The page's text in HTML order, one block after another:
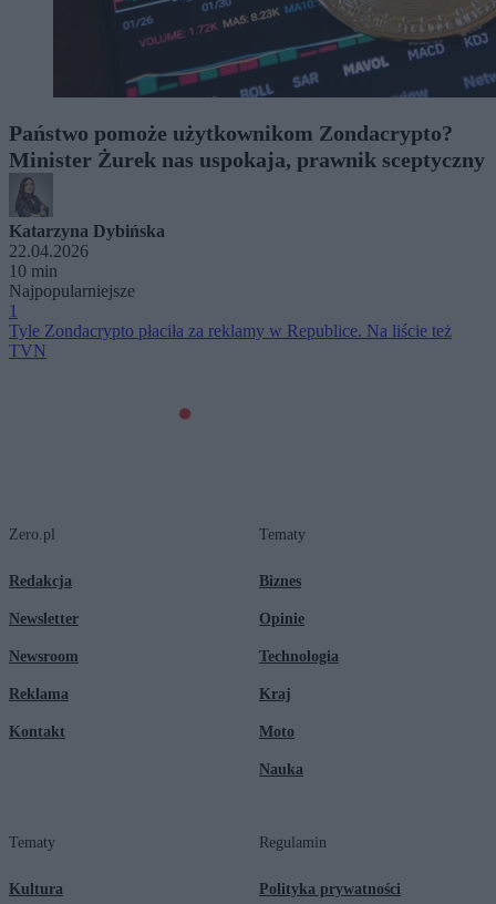
Państwo pomoże użytkownikom Zondacrypto?
Minister Żurek nas uspokaja, prawnik sceptyczny
Katarzyna Dybińska
22.04.2026
10 min
Najpopularniejsze
1
Tyle Zondacrypto płaciła za reklamy w Republice. Na liście też
TVN
Zero.pl
Redakcja
Newsletter
Newsroom
Reklama
Kontakt
Tematy
Biznes
Opinie
Technologia
Kraj
Moto
Nauka
Tematy
Kultura
Regulamin
Polityka prywatności